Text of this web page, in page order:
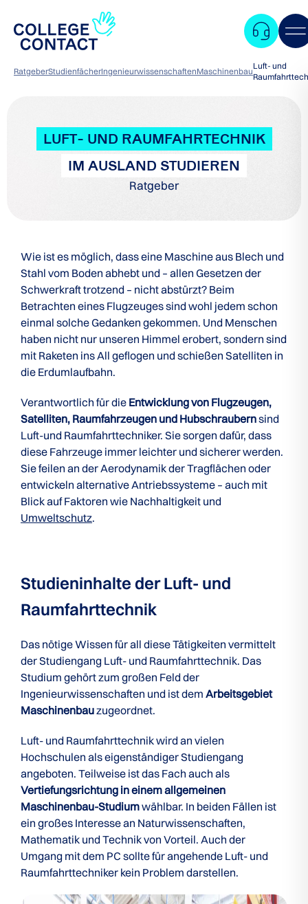
RatgeberStudienfächerIngenieurwissenschaftenMaschinenbau
Luft- und
LUFT- UND RAUMFAHRTECHNIK
IM AUSLAND STUDIEREN
Ratgeber
Wie ist es möglich, dass eine Maschine aus Blech und
Stahl vom Boden abhebt und – allen Gesetzen der
Schwerkraft trotzend – nicht abstürzt? Beim
Betrachten eines Flugzeuges sind wohl jedem schon
einmal solche Gedanken gekommen. Und Menschen
haben nicht nur unseren Himmel erobert, sondern sind
mit Raketen ins All geflogen und schießen Satelliten in
die Erdumlaufbahn.
Verantwortlich für die Entwicklung von Flugzeugen,
Satelliten, Raumfahrzeugen und Hubschraubernsind
Luft-und Raumfahrttechniker. Sie sorgen dafür, dass
diese Fahrzeuge immer leichter und sicherer werden.
Sie feilen an der Aerodynamik der Tragflächen oder
entwickeln alternative Antriebssysteme – auch mit
Blick auf Faktoren wie Nachhaltigkeit und
Umweltschutz.
Studieninhalte der Luft- und
Raumfahrttechnik
Das nötige Wissen für all diese Tätigkeiten vermittelt
der Studiengang Luft- und Raumfahrttechnik. Das
Studium gehört zum großen Feld der
Ingenieurwissenschaften und ist dem Arbeitsgebiet
Maschinenbauzugeordnet.
Luft- und Raumfahrttechnik wird an vielen
Hochschulen als eigenständiger Studiengang
angeboten. Teilweise ist das Fach auch als
Vertiefungsrichtung in einem allgemeinen
Maschinenbau-Studiumwählbar. In beiden Fällen ist
ein großes Interesse an Naturwissenschaften,
Mathematik und Technik von Vorteil. Auch der
Umgang mit dem PC sollte für angehende Luft- und
Raumfahrttechniker kein Problem darstellen.